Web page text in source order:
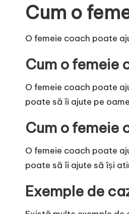
Cum o
O femeie coach poate
Cum o femeie
O femeie coach poate
poate să îi ajute pe
Cum o femeie
O femeie coach poate
poate să îi ajute să își
Exemple de